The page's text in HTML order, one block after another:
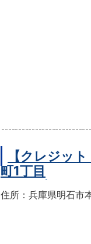
【クレジッ
町1丁目
住所：兵庫県明石市